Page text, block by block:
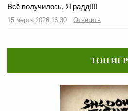
Всё получилось, Я радд!!!!
15 марта 2026 16:30 Ответить
ТОП ИГР